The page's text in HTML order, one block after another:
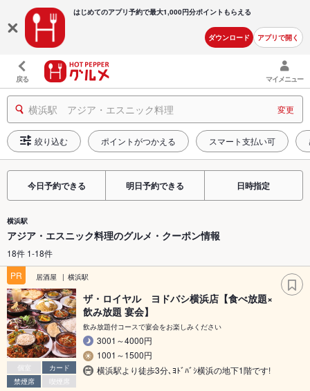
はじめてのアプリ予約で最大1,000円分ポイントもらえる
ダウンロード アプリで開く
戻る マイメニュー
横浜駅 アジア・エスニック料理 変更
絞り込む ポイントがつかえる スマート支払い可
今日予約できる 明日予約できる 日時指定
横浜駅
アジア・エスニック料理のグルメ・クーポン情報
18件 1-18件
PR
居酒屋 横浜駅
個室
カード
禁煙席
喫煙席
ザ・ロイヤル ヨドバシ横浜店【食べ放題×
飲み放題 宴会】
飲み放題付コースで宴会をお楽しみください
3001～4000円
1001～1500円
横浜駅より徒歩3分､ﾖﾄﾞﾊﾞｼ横浜の地下1階です!